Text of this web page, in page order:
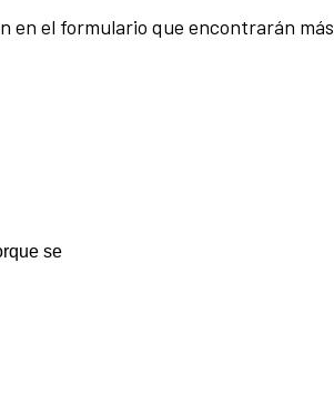
en el formulario que encontrarán más